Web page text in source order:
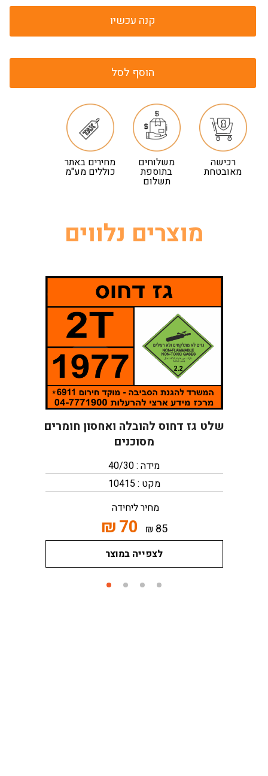
קנה עכשיו
הוסף לסל
רכישה
מאובטחת
משלוחים
בתוספת
תשלום
מחירים באתר
כוללים מע"מ
מוצרים נלווים
שלט גז דחוס להובלה ואחסון חומרים
מסוכנים
מידה : 40/30
מקט : 10415
מחיר ליחידה
85
₪
70
₪
לצפייה במוצר